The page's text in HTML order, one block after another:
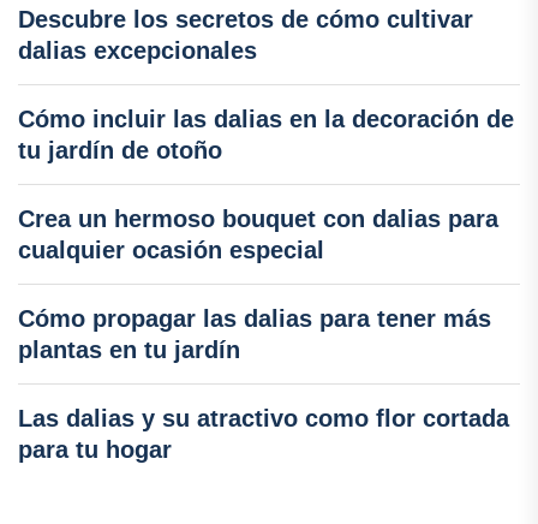
Descubre los secretos de cómo cultivar
dalias excepcionales
Cómo incluir las dalias en la decoración de
tu jardín de otoño
Crea un hermoso bouquet con dalias para
cualquier ocasión especial
Cómo propagar las dalias para tener más
plantas en tu jardín
Las dalias y su atractivo como flor cortada
para tu hogar